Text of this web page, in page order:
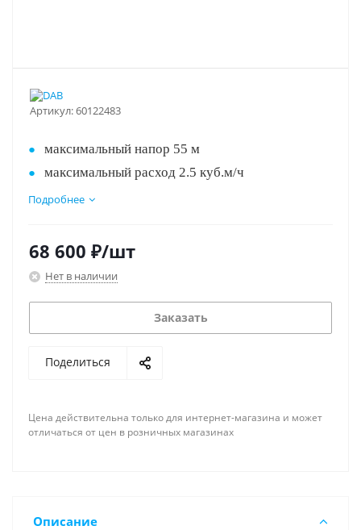
Артикул:60122483
максимальный напор 55 м
максимальный расход 2.5 куб.м/ч
диаметр 4"
для скважин, колодцев, бочек, цистерн и др.
Подробнее
68 600 ₽/шт
Нет в наличии
Заказать
Поделиться
Цена действительна только для интернет-магазина и может
отличаться от цен в розничных магазинах
Описание